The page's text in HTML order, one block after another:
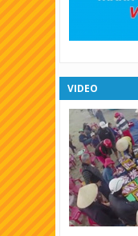
XSKT Đà Lạt
VIDEO